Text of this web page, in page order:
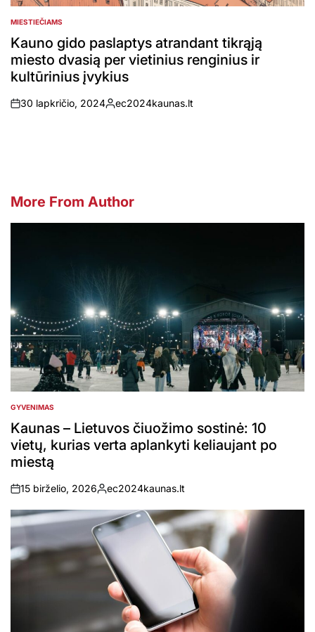
POSTED
IN
MIESTIEČIAMS
Kauno gido paslaptys atrandant tikrąją
miesto dvasią per vietinius renginius ir
kultūrinius įvykius
on
30 lapkričio, 2024
Posted
ec2024kaunas.lt
More From Author
POSTED
IN
GYVENIMAS
Kaunas – Lietuvos čiuožimo sostinė: 10
vietų, kurias verta aplankyti keliaujant po
miestą
on
15 birželio, 2026
Posted
by
ec2024kaunas.lt